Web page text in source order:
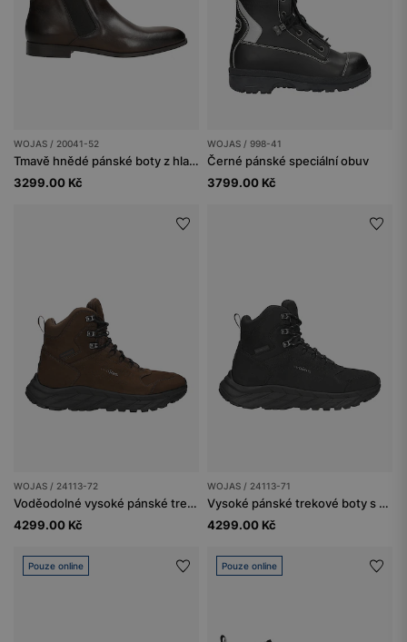
WOJAS / 20041-52
Tmavě hnědé pánské boty z hladké kůže
3299.00 Kč
WOJAS / 998-41
Černé pánské speciální obuv
3799.00 Kč
WOJAS / 24113-72
Voděodolné vysoké pánské trekové boty z nubuku
4299.00 Kč
WOJAS / 24113-71
Vysoké pánské trekové boty s voděodolnou membránou
4299.00 Kč
Pouze online Pouze online